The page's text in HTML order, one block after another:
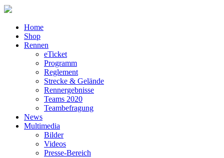
Home
Shop
Rennen
eTicket
Programm
Reglement
Strecke & Gelände
Rennergebnisse
Teams 2020
Teambefragung
News
Multimedia
Bilder
Videos
Presse-Bereich